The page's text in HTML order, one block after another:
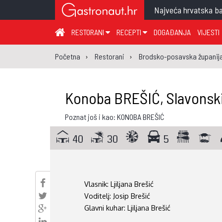
Najveća hrvatska
RESTORANI
ZAGREB I ZAGREBAČKA ŽUPANIJA
MEĐIMURSKA ŽUPANIJA
KOPRIVNIČKO-KRIŽEVAČKA ŽUPANIJA
PRIMORSKO-GORANSKA ŽUPANIJA
VIROVITIČKO-PODRAVSKA ŽUPANIJA
VUKOVARSKO-SRIJEMSKA ŽUPANIJA
ISTARSKA ŽUPANIJA
RECEPTI
JUHA
GLAVNO JELO
SALATA
PIZZA
DOGAĐANJA VIJESTI
Početna Restorani Brodsko-posavska
Konoba BREŠIĆ,
Poznat još i kao: KONOBA BREŠIĆ
40 30 5
Vlasnik: Ljiljana Brešić
Voditelj: Josip Brešić
Glavni kuhar: Ljiljana Brešić